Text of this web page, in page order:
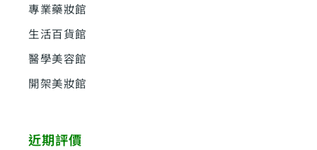
專業藥妝館
生活百貨館
醫學美容館
開架美妝館
近期評價